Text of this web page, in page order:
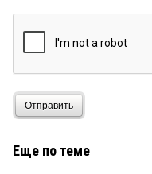
Отправить
Еще по теме